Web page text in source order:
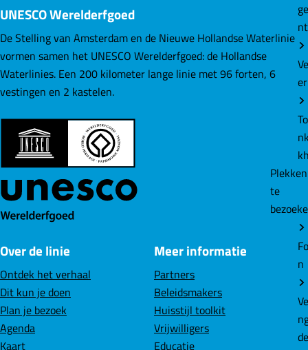
er
te
n
z
e
p
a
g
n
a
o
p
F
a
e
b
o
o
k
z
e
p
a
g
n
p
L
i
k
d
I
n
z
e
p
a
g
n
a
o
p
W
A
UNESCO Werelderfgoed
De Stelling van Amsterdam en de Nieuwe Hollandse Waterlinie
vormen samen het UNESCO Werelderfgoed: de Hollandse
Waterlinies. Een 200 kilometer lange linie met 96 forten, 6
vestingen en 2 kastelen.
Over de linie
Ontdek het verhaal
Dit kun je doen
Plan je bezoek
Agenda
Kaart
Meer informatie
Partners
Beleidsmakers
Huisstijl toolkit
Vrijwilligers
Educatie